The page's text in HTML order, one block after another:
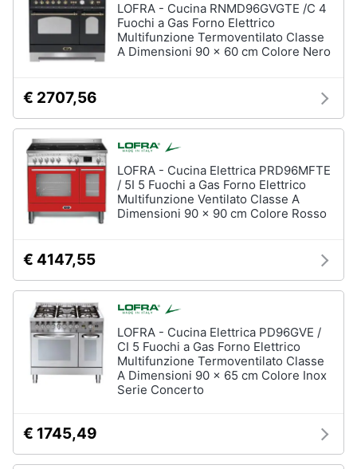
LOFRA - Cucina RNMD96GVGTE /C 4
Fuochi a Gas Forno Elettrico
Multifunzione Termoventilato Classe
A Dimensioni 90 x 60 cm Colore Nero
€ 2707,56
LOFRA - Cucina Elettrica PRD96MFTE
/ 5I 5 Fuochi a Gas Forno Elettrico
Multifunzione Ventilato Classe A
Dimensioni 90 x 90 cm Colore Rosso
€ 4147,55
LOFRA - Cucina Elettrica PD96GVE /
CI 5 Fuochi a Gas Forno Elettrico
Multifunzione Termoventilato Classe
A Dimensioni 90 x 65 cm Colore Inox
Serie Concerto
€ 1745,49